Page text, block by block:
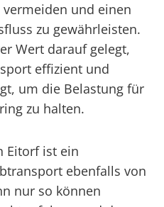
und einen
zu gewährleisten.
Wert darauf gelegt,
effizient und
um die Belastung für
zu halten.
Eitorf ist ein
ebenfalls von
nur so können